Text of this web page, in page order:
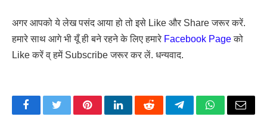
अगर आपको ये लेख पसंद आया हो तो इसे Like और Share जरूर करें.
हमारे साथ आगे भी यूँ ही बने रहने के लिए हमारे Facebook Pageको
Like करें व् हमें Subscribe जरूर कर लें. धन्यवाद.
FacebookTwitterPinterestLinkedInRedditTelegramWhatsApp
Email